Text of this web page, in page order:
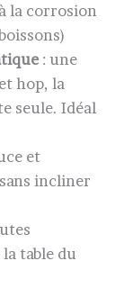
la corrosion
: une
hop, la
seule. Idéal
et
incliner
table du